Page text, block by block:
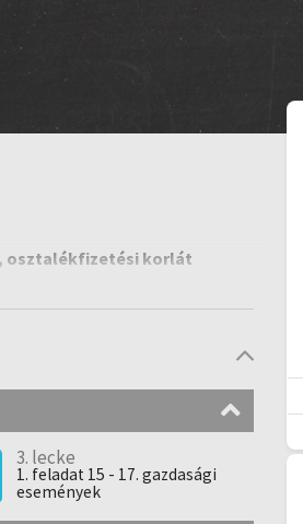
osztalékfizetési korlát
összeállítása,
3. lecke
1. feladat 15 - 17. gazdasági
események